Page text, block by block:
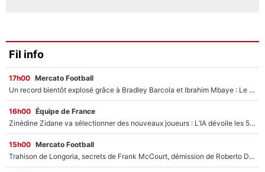
Fil info
17h00 Mercato Football
Un record bientôt explosé grâce à Bradley Barcola et Ibrahim Mbaye : Le PSG sur le point de réaliser un mercato historique ?
16h00 Équipe de France
Zinédine Zidane va sélectionner des nouveaux joueurs : L’IA dévoile les 5 cracks qui pourraient rapidement le rejoindre en équipe de France !
15h00 Mercato Football
Trahison de Longoria, secrets de Frank McCourt, démission de Roberto De Zerbi : Medhi Benatia se lâche sur son départ de l'OM et fait d'importantes révélations